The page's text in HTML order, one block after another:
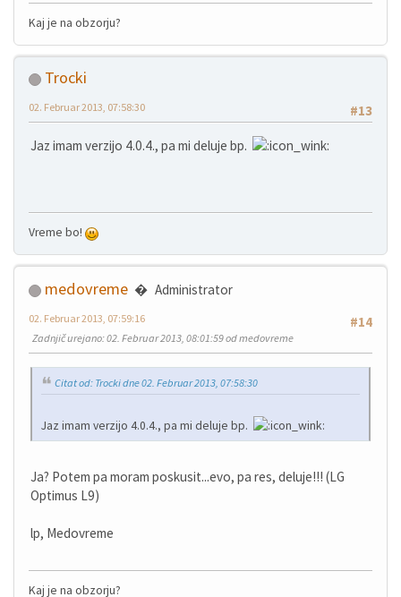
Kaj je na obzorju?
Trocki
#13
02. Februar 2013, 07:58:30
Jaz imam verzijo 4.0.4., pa mi deluje bp.
Vreme bo!
medovreme
Administrator
#14
02. Februar 2013, 07:59:16
Zadnjič urejano: 02. Februar 2013, 08:01:59 od medovreme
Citat od: Trocki dne 02. Februar 2013, 07:58:30
Jaz imam verzijo 4.0.4., pa mi deluje bp.
Ja? Potem pa moram poskusit...evo, pa res, deluje!!! (LG
Optimus L9)
lp, Medovreme
Kaj je na obzorju?